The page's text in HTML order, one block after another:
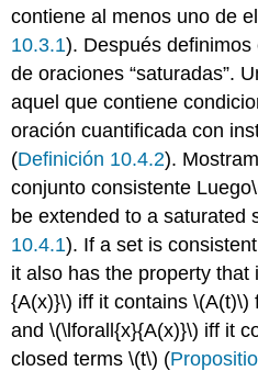
contiene al menos uno de
10.3.1). Después
de oraciones “saturadas”.
aquel que contiene
oración cuantificada con
(Definición 10.4.2).
conjunto consistente Luego
be extended to a saturated
10.4.1). If a set is
it also has the property
{A(x)}\) iff it contains\(A(t)\)
and\(\lforall{x}{A(x)}\) iff it
closed terms\(t\) (